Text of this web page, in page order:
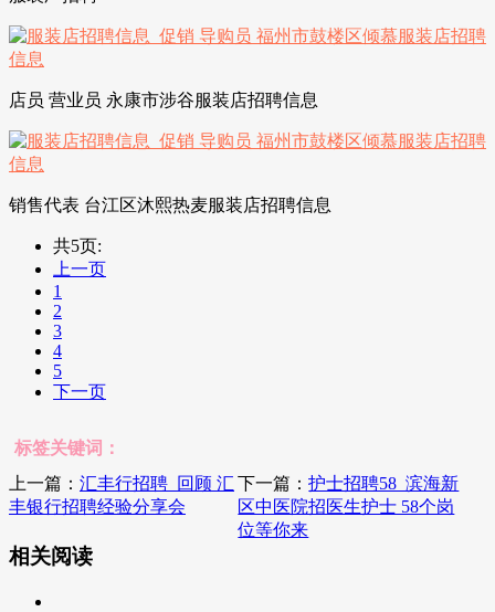
店员 营业员 永康市涉谷服装店招聘信息
销售代表 台江区沐熙热麦服装店招聘信息
共5页:
上一页
1
2
3
4
5
下一页
标签关键词：
上一篇： 汇丰行招聘_回顾 汇
丰银行招聘经验分享会
下一篇：护士招聘58_滨海新
区中医院招医生护士 58个岗
位等你来
相关阅读